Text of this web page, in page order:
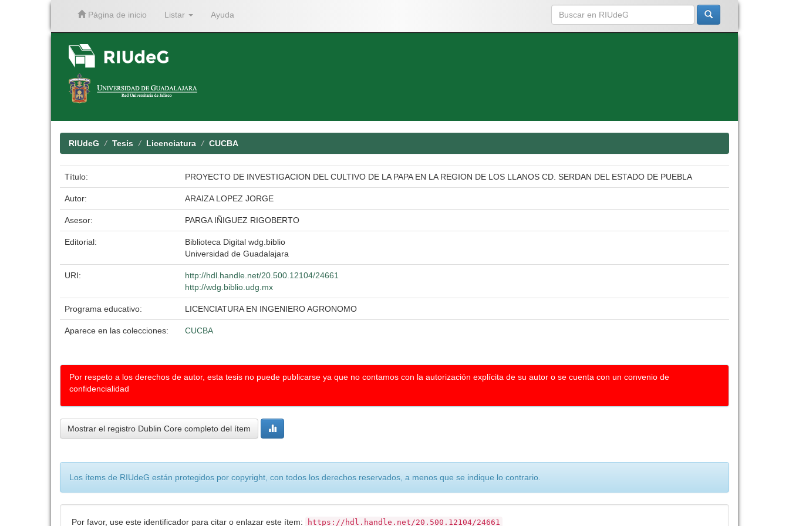
Página de inicio Listar Ayuda
RIUdeG Tesis Licenciatura CUCBA
Título: PROYECTO DE INVESTIGACION DEL CULTIVO DE LA PAPA EN LA REGION DE LOS LLANOS CD. SERDAN DEL ESTADO DE PUEBLA
Autor: ARAIZA LOPEZ JORGE
Asesor: PARGA IÑIGUEZ RIGOBERTO
Editorial:
Biblioteca Digital wdg.biblio
Universidad de Guadalajara
URI:
http://hdl.handle.net/20.500.12104/24661
http://wdg.biblio.udg.mx
Programa educativo: LICENCIATURA EN INGENIERO AGRONOMO
Aparece en las colecciones: CUCBA
Por respeto a los derechos de autor, esta tesis no puede publicarse ya que no contamos con la autorización explícita de su autor o se cuenta con un convenio de
confidencialidad
Mostrar el registro Dublin Core completo del ítem
Los ítems de RIUdeG están protegidos por copyright, con todos los derechos reservados, a menos que se indique lo contrario.
Por favor, use este identificador para citar o enlazar este ítem: https://hdl.handle.net/20.500.12104/24661